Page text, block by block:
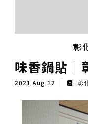
彰
味香鍋貼│
2021 Aug 12 彰